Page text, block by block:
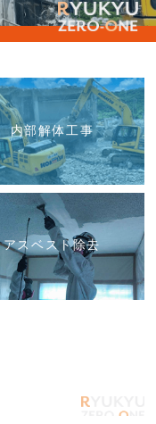
内部解体工事
アスベスト除去